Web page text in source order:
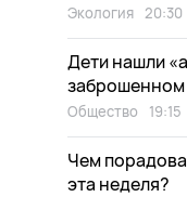
Экология 20:30
Дети нашли
заброшенном
Общество 19:15
Чем
эта неделя?